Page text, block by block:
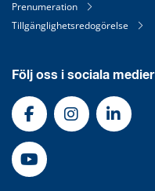
Prenumeration
Tillgänglighetsredogörelse
Följ oss i sociala medier